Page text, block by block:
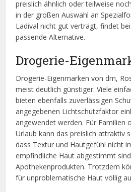
preislich ähnlich oder teilweise
in der großen Auswahl an
Ladival nicht gut verträgt, findet
passende Alternative.
Drogerie-
Drogerie-Eigenmarken von dm,
meist deutlich günstiger. Viele
bieten ebenfalls zuverlässigen
angegebenen Lichtschutzfaktor
angewendet werden. Für Familien
Urlaub kann das preislich attraktiv
dass Textur und Hautgefühl nicht
empfindliche Haut abgestimmt
Apothekenprodukten. Trotzdem
für unproblematische Haut völlig